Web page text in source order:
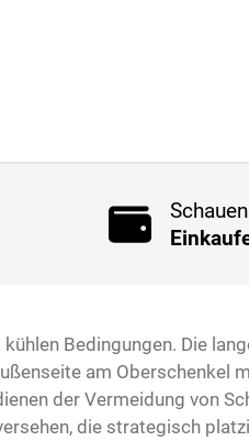
Bedingungen. Die
am
der Vermeidung von
die strategisch